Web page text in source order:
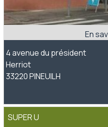
4 avenue du président
Herriot
33220 PINEUILH
SUPER U